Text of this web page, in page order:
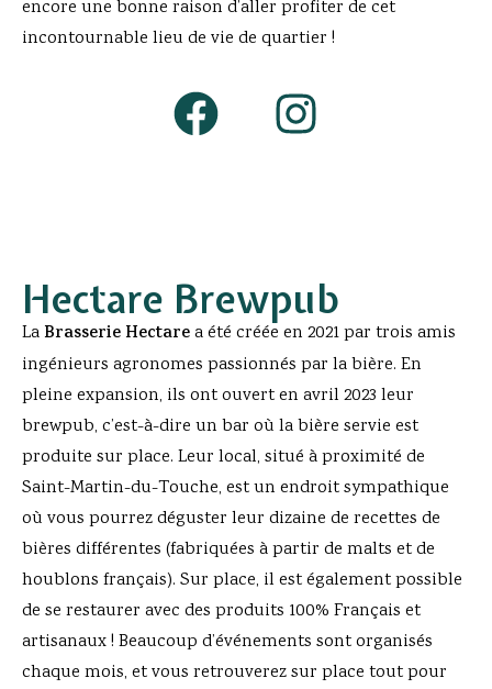
encore une bonne raison d’aller profiter de cet
incontournable lieu de vie de quartier !
Hectare Brewpub
LaBrasserie Hectarea été créée en 2021 par trois amis
ingénieurs agronomes passionnés par la bière. En
pleine expansion, ils ont ouvert en avril 2023 leur
brewpub, c’est-à-dire un bar où la bière servie est
produite sur place. Leur local, situé à proximité de
Saint-Martin-du-Touche, est un endroit sympathique
où vous pourrez déguster leur dizaine de recettes de
bières différentes (fabriquées à partir de malts et de
houblons français). Sur place, il est également possible
de se restaurer avec des produits 100% Français et
artisanaux ! Beaucoup d’événements sont organisés
chaque mois, et vous retrouverez sur place tout pour